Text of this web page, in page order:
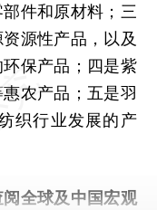
件和原材料；三
源性产品，以及
保产品；四是紫
农产品；五是羽
织行业发展的产
阅全球及中国宏观